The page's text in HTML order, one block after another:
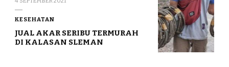
KESEHATAN
JUAL AKAR SERIBU TERMURAH
DI KALASAN SLEMAN